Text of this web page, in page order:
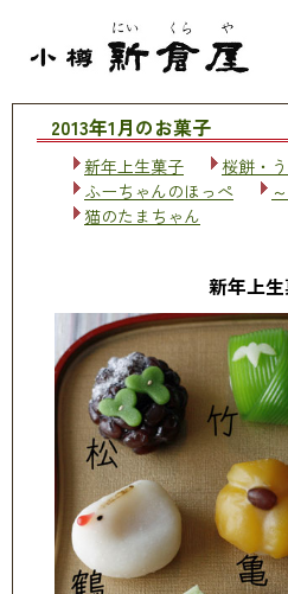
2013年1月のお菓子
新年上生菓子
桜餅・
ふーちゃんのほっぺ
猫のたまちゃん
新年上